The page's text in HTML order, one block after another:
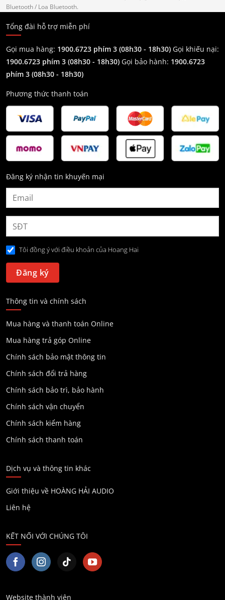
Bluetooth/ Loa Bluetooth.
Tổng đài hỗ trợ miễn phí
Gọi mua hàng: 1900.6723 phím 3 (08h30 - 18h30) Gọi khiếu nại:
1900.6723 phím 3 (08h30 - 18h30) Gọi bảo hành: 1900.6723
phím 3 (08h30 - 18h30)
Phương thức thanh toán
Đăng ký nhận tin khuyến mại
Tôi đồng ý với điều khoản của Hoang Hai
Thông tin và chính sách
Mua hàng và thanh toán Online
Mua hàng trả góp Online
Chính sách bảo mật thông tin
Chính sách đổi trả hàng
Chính sách bảo trì, bảo hành
Chính sách vận chuyển
Chính sách kiểm hàng
Chính sách thanh toán
Dịch vụ và thông tin khác
Giới thiệu về HOÀNG HẢI AUDIO
Liên hệ
KẾT NỐI VỚI CHÚNG TÔI
Website thành viên